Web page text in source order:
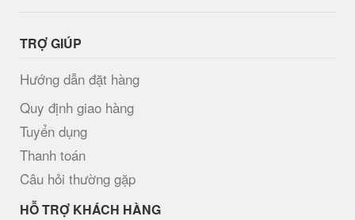
TRỢ GIÚP
Hướng dẫn đặt hàng
Quy định giao hàng
Tuyển dụng
Thanh toán
Câu hỏi thường gặp
HỖ TRỢ KHÁCH HÀNG